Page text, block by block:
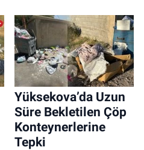
Yüksekova’da Uzun
Süre Bekletilen Çöp
Konteynerlerine
Tepki